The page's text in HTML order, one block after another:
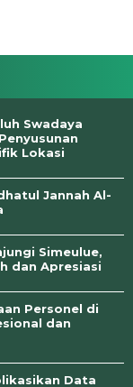
Swadaya
Lokasi
Jannah Al-
Simeulue,
dan Apresiasi
Personel di
dan
Data